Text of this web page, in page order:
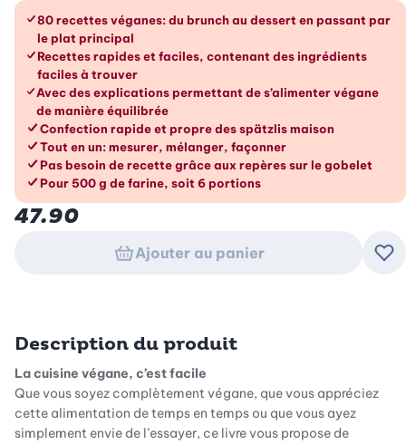
Les avantages en un coup d’œil
80 recettes véganes: du brunch au dessert en passant par
le plat principal
Recettes rapides et faciles, contenant des ingrédients
faciles à trouver
Avec des explications permettant de s’alimenter végane
de manière équilibrée
Confection rapide et propre des spätzlis maison
Tout en un: mesurer, mélanger, façonner
Pas besoin de recette grâce aux repères sur le gobelet
Pour 500 g de farine, soit 6 portions
47.90
Ajouter au panier
Description du produit
La cuisine végane, c’est facile
Que vous soyez complètement végane, que vous appréciez
cette alimentation de temps en temps ou que vous ayez
simplement envie de l’essayer, ce livre vous propose de